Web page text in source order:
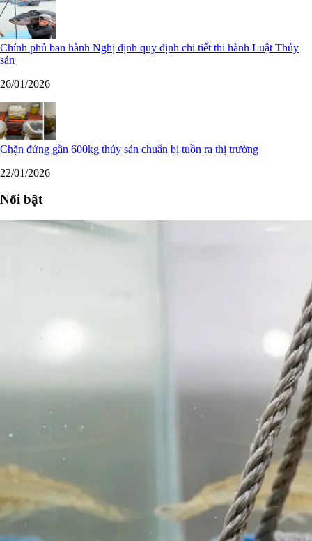
Chính phủ ban hành Nghị định quy định chi tiết thi hành Luật Thủy
sản
26/01/2026
Chặn đứng gần 600kg thủy sản chuẩn bị tuồn ra thị trường
22/01/2026
Nổi bật